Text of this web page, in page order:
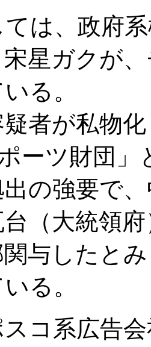
は、政府
星ガクが
る。
疑者が私物
ーツ財団」
の強要で
（大統領
与したと
る。
コ系広告